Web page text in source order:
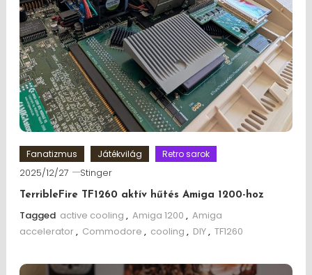
Fanatizmus Játékvilág Retro sarok
2025/12/27 Stinger
TerribleFire TF1260 aktív hűtés Amiga 1200-hoz
Tagged active cooling , Amiga 1200 , Amiga
accelerator, Commodore , cooling , DIY, TF1260